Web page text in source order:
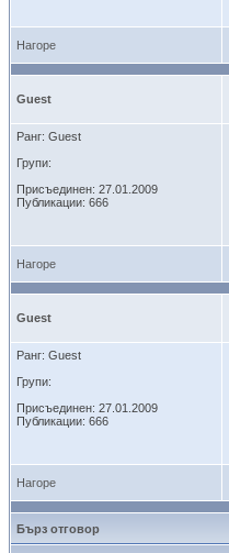
Нагоре
Guest
Ранг: Guest
Групи:
Присъединен: 27.01.2009
Публикации: 666
Нагоре
Guest
Ранг: Guest
Групи:
Присъединен: 27.01.2009
Публикации: 666
Нагоре
Бърз отговор